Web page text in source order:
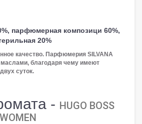
парфюмерная композици 60%,
20%
качество. Парфюмерия SILVANA
благодаря чему имеют
суток.
- HUGO BOSS